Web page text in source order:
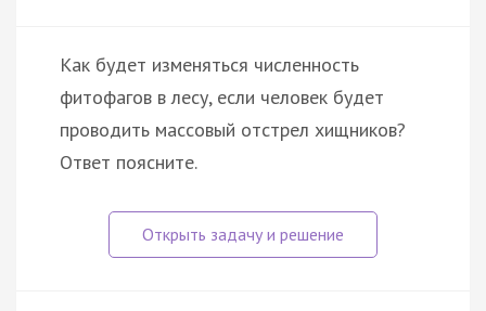
Как будет изменяться численность
фитофагов в лесу, если человек будет
проводить массовый отстрел хищников?
Ответ поясните.